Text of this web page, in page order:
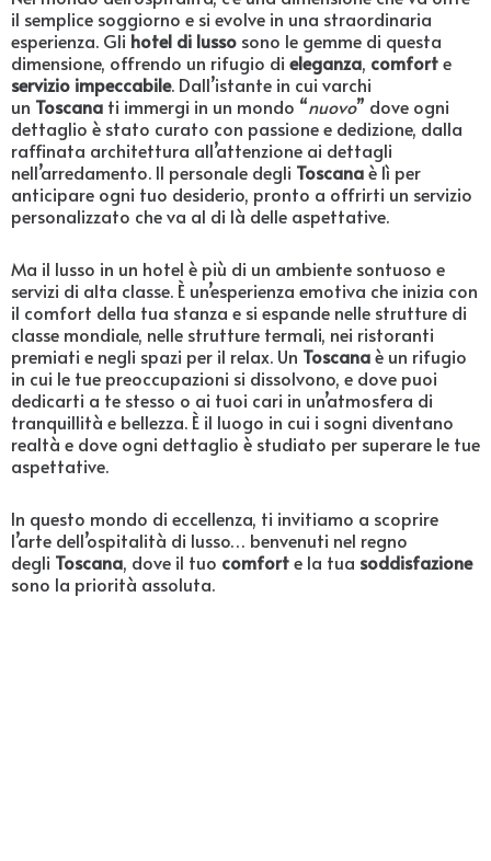
il semplice soggiorno e si evolve in una straordinaria
esperienza. Gli hotel di lusso sono le gemme di questa
dimensione, offrendo un rifugio di eleganza, comforte
servizio impeccabile. Dall’istante in cui varchi
un Toscana ti immergi in un mondo “nuovo” dove ogni
dettaglio è stato curato con passione e dedizione, dalla
raffinata architettura all’attenzione ai dettagli
nell’arredamento. Il personale degli Toscanaè lì per
anticipare ogni tuo desiderio, pronto a offrirti un servizio
personalizzato che va al di là delle aspettative.
Ma il lusso in un hotel è più di un ambiente sontuoso e
servizi di alta classe. È un’esperienza emotiva che inizia con
il comfort della tua stanza e si espande nelle strutture di
classe mondiale, nelle strutture termali, nei ristoranti
premiati e negli spazi per il relax. Un Toscanaè un rifugio
in cui le tue preoccupazioni si dissolvono, e dove puoi
dedicarti a te stesso o ai tuoi cari in un’atmosfera di
tranquillità e bellezza. È il luogo in cui i sogni diventano
realtà e dove ogni dettaglio è studiato per superare le tue
aspettative.
In questo mondo di eccellenza, ti invitiamo a scoprire
l’arte dell’ospitalità di lusso… benvenuti nel regno
degli Toscana, dove il tuo comforte la tua soddisfazione
sono la priorità assoluta.